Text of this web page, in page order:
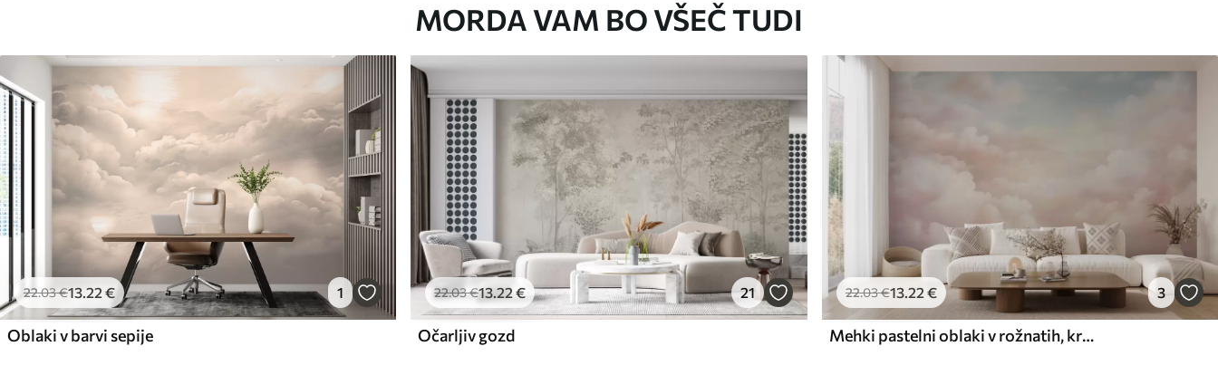
Čiščenje
Ozadje lahko nežno očistite z mehko gobo. Tapete z lakiranim
zaključkom lahko očistite z vodo.
Način uporabe Brezhibna uporaba
Razpoložljivi materiali
Standard
45.0027.00€/m²
Premium
56 .6734.00€/m²
Premium vinil Peel and Stick
MORDA VAM BO VŠEČ TUDI
22.03€13 .22 € 1
Oblaki v barvi sepije
22.03€13.22 € 21
Očarljiv gozd
22.03€13.22 € 3
Mehki pastelni oblaki v rožnatih, kremnih in modrih odtenkih